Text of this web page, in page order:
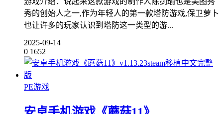
秀的创始人之一,作为年轻人的第一款塔防游戏,保卫萝卜
也让许多的玩家认识到塔防这一类型的游...
2025-09-14
0 1652
PE游戏